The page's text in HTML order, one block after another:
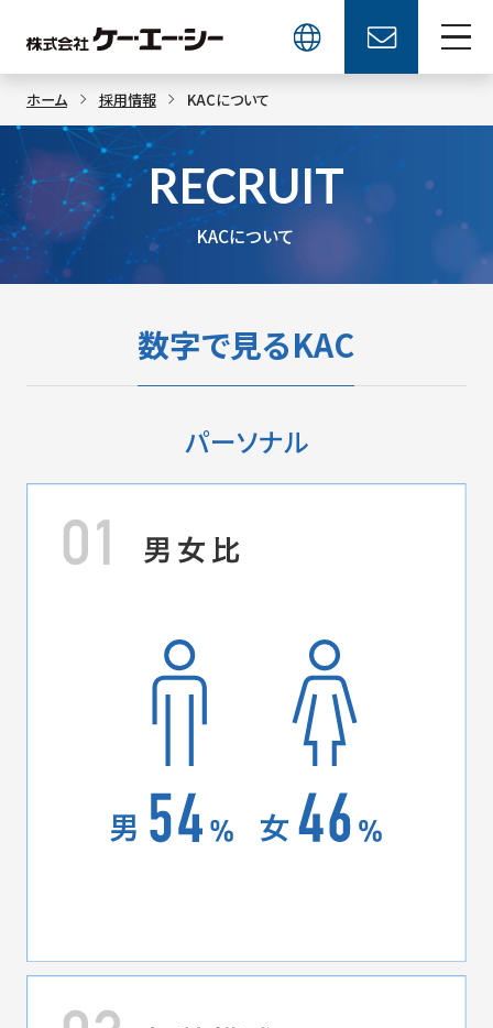
ホーム 採用情報 KACについて
RECRUIT
KACについて
数字で見るKAC
パーソナル